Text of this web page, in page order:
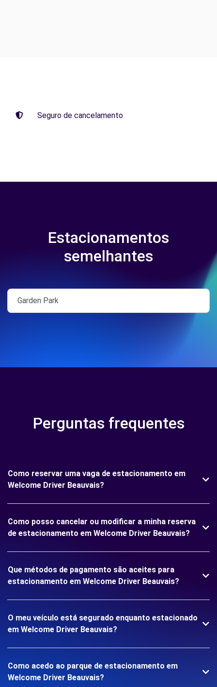
Seguro de cancelamento
Estacionamentos
semelhantes
Garden Park
Perguntas frequentes
Como reservar uma vaga de estacionamento em
Welcome Driver Beauvais?
Como posso cancelar ou modificar a minha reserva
de estacionamento em Welcome Driver Beauvais?
Que métodos de pagamento são aceites para
estacionamento em Welcome Driver Beauvais?
O meu veículo está segurado enquanto estacionado
em Welcome Driver Beauvais?
Como acedo ao parque de estacionamento em
Welcome Driver Beauvais?